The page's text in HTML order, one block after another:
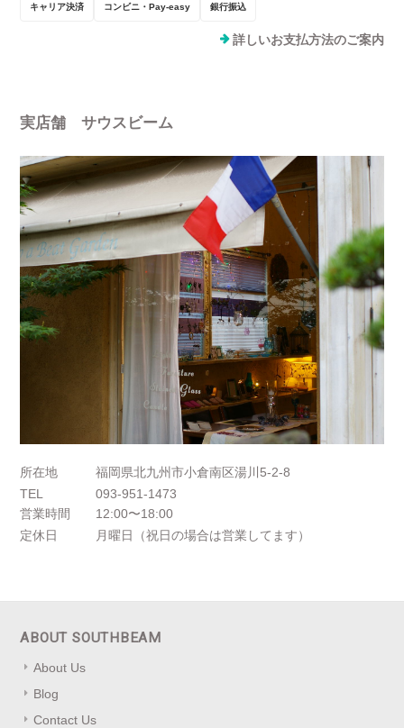
キャリア決済 コンビニ・Pay-easy 銀行振込
詳しいお支払方法のご案内
実店舗 サウスビーム
所在地
福岡県北九州市小倉南区湯川5-2-8
TEL
093-951-1473
営業時間
12:00〜18:00
定休日
月曜日（祝日の場合は営業してます）
ABOUT SOUTHBEAM
About Us
Blog
Contact Us